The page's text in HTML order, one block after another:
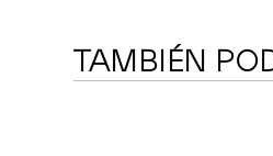
TAMBIÉN